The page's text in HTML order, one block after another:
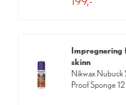
Impregnering
skinn
Nikwax Nubuck
Proof Sponge